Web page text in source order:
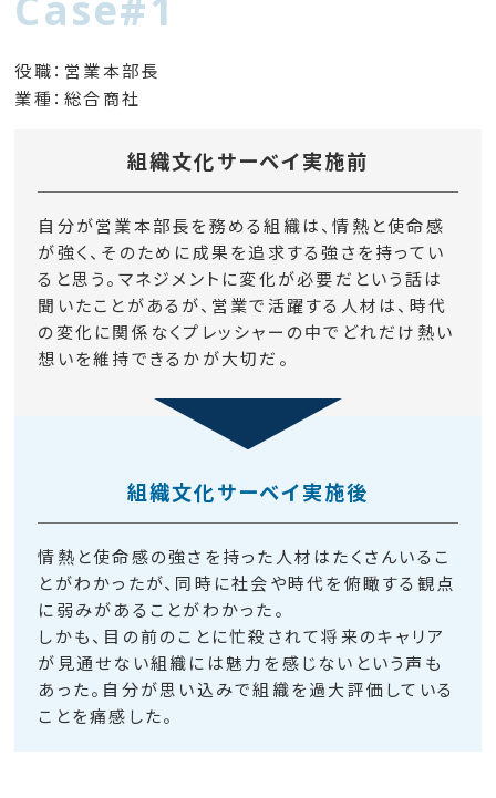
役職：営業本部長
業種：総合商社
組織文化サーベイ実施前
自分が営業本部長を務める組織は、情熱と使命感
が強く、そのために成果を追求する強さを持ってい
ると思う。マネジメントに変化が必要だという話は
聞いたことがあるが、営業で活躍する人材は、時代
の変化に関係なくプレッシャーの中でどれだけ熱い
想いを維持できるかが大切だ。
組織文化サーベイ実施後
情熱と使命感の強さを持った人材はたくさんいるこ
とがわかったが、同時に社会や時代を俯瞰する観点
に弱みがあることがわかった。
しかも、目の前のことに忙殺されて将来のキャリア
が見通せない組織には魅力を感じないという声も
あった。自分が思い込みで組織を過大評価している
ことを痛感した。